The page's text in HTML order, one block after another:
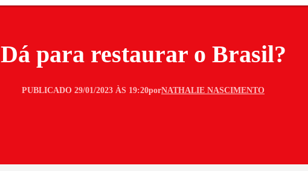
Dá para restaurar o Brasil?
PUBLICADO 29/01/2023 ÀS 19:20porNATHALIE NASCIMENTO